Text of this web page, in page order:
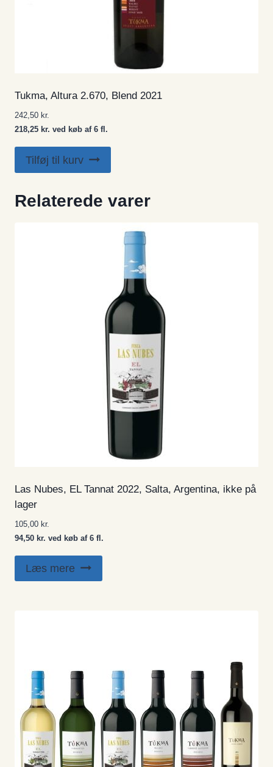
Tukma, Altura 2.670, Blend 2021
242,50 kr.
218,25 kr. ved køb af 6 fl.
Tilføj til kurv
Relaterede varer
Las Nubes, EL Tannat 2022, Salta, Argentina, ikke på
lager
105,00 kr.
94,50 kr. ved køb af 6 fl.
Læs mere